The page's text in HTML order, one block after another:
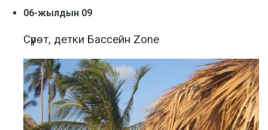
06-жылдын 09
Сүрөт, детки Бассейн Zone